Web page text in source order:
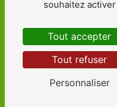
©VISTALID- 2026
MENTIONS
souhaitez activer
Tout accepter
Tout refuser
Personnaliser